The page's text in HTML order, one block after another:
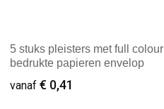
5 stuks pleisters met full colour
bedrukte papieren envelop
vanaf € 0,41